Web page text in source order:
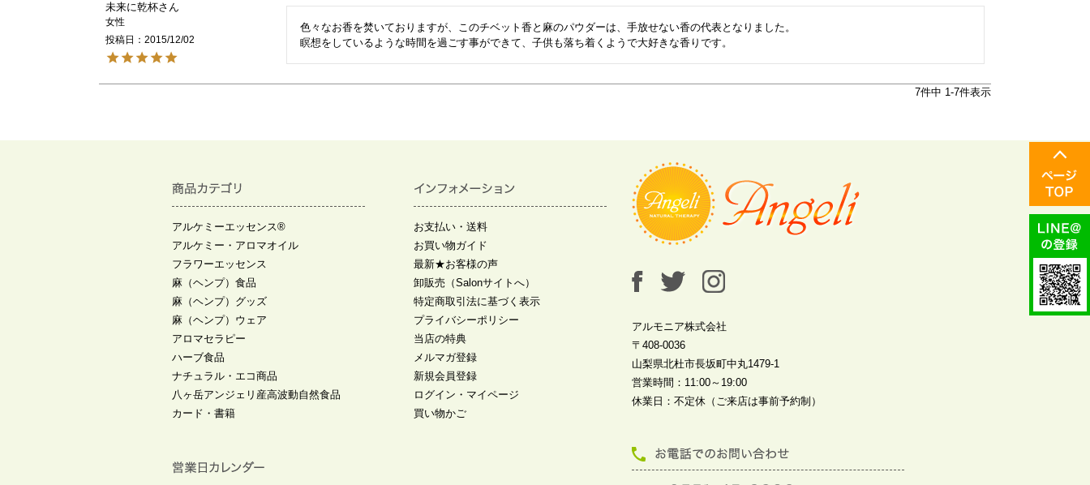
未来に乾杯
女性
投稿日
2015/12/02
色々なお香を焚いておりますが、このチベット香と麻のパウダーは、手放せない香の代表となりました。
7件中 1-7件表示
アルケミーエッセンス®
アルケミー・アロマオイル
フラワーエッセンス
麻（ヘンプ）食品
麻（ヘンプ）グッズ
麻（ヘンプ）ウェア
アロマセラピー
ハーブ食品
ナチュラル・エコ商品
八ヶ岳アンジェリ産高波動自然食品
カード・書籍
お支払い・送料
お買い物ガイド
最新★お客様の声
卸販売（Salonサイトへ）
特定商取引法に基づく表示
プライバシーポリシー
当店の特典
メルマガ登録
新規会員登録
ログイン・マイページ
買い物かご
アルモニア株式会社
〒408-0036
山梨県北杜市長坂町中丸1479-1
営業時間：11:00～19:00
休業日：不定休（ご来店は事前予約制）